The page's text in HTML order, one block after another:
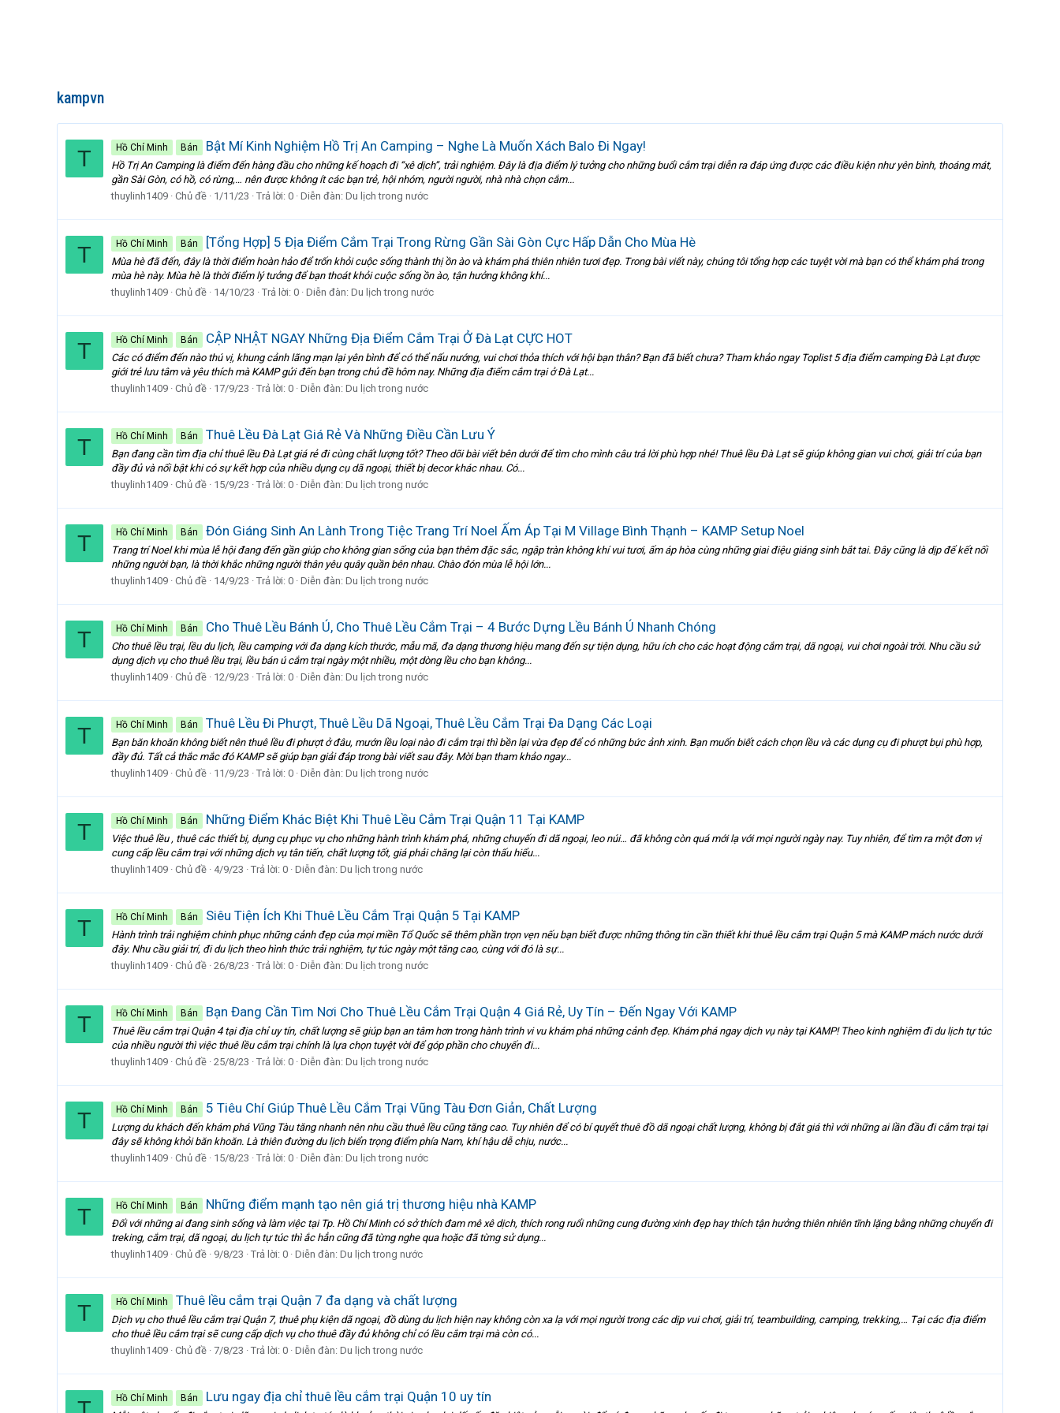
kampvn
T Hồ Chí Minh Bán Bật Mí Kinh Nghiệm Hồ Trị An Camping – Nghe Là Muốn Xách Balo Đi Ngay!
Hồ Trị An Camping là điểm đến hàng đầu cho những kế hoạch đi “xê dịch”, trải nghiệm. Đây là địa điểm lý tưởng cho những buổi cắm trại diễn ra đáp ứng được các điều kiện như yên bình, thoáng mát,
gần Sài Gòn, có hồ, có rừng,… nên được không ít các bạn trẻ, hội nhóm, người người, nhà nhà chọn cắm...
thuylinh1409 Chủ đề 1/11/23 Trả lời: 0 Diễn đàn: Du lịch trong nước
T Hồ Chí Minh Bán [Tổng Hợp] 5 Địa Điểm Cắm Trại Trong Rừng Gần Sài Gòn Cực Hấp Dẫn Cho Mùa Hè
Mùa hè đã đến, đây là thời điểm hoàn hảo để trốn khỏi cuộc sống thành thị ồn ào và khám phá thiên nhiên tươi đẹp. Trong bài viết này, chúng tôi tổng hợp các tuyệt vời mà bạn có thể khám phá trong
mùa hè này. Mùa hè là thời điểm lý tưởng để bạn thoát khỏi cuộc sống ồn ào, tận hưởng không khí...
thuylinh1409 Chủ đề 14/10/23 Trả lời: 0 Diễn đàn: Du lịch trong nước
T Hồ Chí Minh Bán CẬP NHẬT NGAY Những Địa Điểm Cắm Trại Ở Đà Lạt CỰC HOT
Các có điểm đến nào thú vị, khung cảnh lãng mạn lại yên bình để có thể nấu nướng, vui chơi thỏa thích với hội bạn thân? Bạn đã biết chưa? Tham khảo ngay Toplist 5 địa điểm camping Đà Lạt được
giới trẻ lưu tâm và yêu thích mà KAMP gửi đến bạn trong chủ đề hôm nay. Những địa điểm cắm trại ở Đà Lạt...
thuylinh1409 Chủ đề 17/9/23 Trả lời: 0 Diễn đàn: Du lịch trong nước
T Hồ Chí Minh Bán Thuê Lều Đà Lạt Giá Rẻ Và Những Điều Cần Lưu Ý
Bạn đang cần tìm địa chỉ thuê lều Đà Lạt giá rẻ đi cùng chất lượng tốt? Theo dõi bài viết bên dưới để tìm cho mình câu trả lời phù hợp nhé! Thuê lều Đà Lạt sẽ giúp không gian vui chơi, giải trí của bạn
đầy đủ và nổi bật khi có sự kết hợp của nhiều dụng cụ dã ngoại, thiết bị decor khác nhau. Có...
thuylinh1409 Chủ đề 15/9/23 Trả lời: 0 Diễn đàn: Du lịch trong nước
T Hồ Chí Minh Bán Đón Giáng Sinh An Lành Trong Tiệc Trang Trí Noel Ấm Áp Tại M Village Bình Thạnh – KAMP Setup Noel
Trang trí Noel khi mùa lễ hội đang đến gần giúp cho không gian sống của bạn thêm đặc sắc, ngập tràn không khí vui tươi, ấm áp hòa cùng những giai điệu giáng sinh bắt tai. Đây cũng là dịp để kết nối
những người bạn, là thời khắc những người thân yêu quây quần bên nhau. Chào đón mùa lễ hội lớn...
thuylinh1409 Chủ đề 14/9/23 Trả lời: 0 Diễn đàn: Du lịch trong nước
T Hồ Chí Minh Bán Cho Thuê Lều Bánh Ú, Cho Thuê Lều Cắm Trại – 4 Bước Dựng Lều Bánh Ú Nhanh Chóng
Cho thuê lều trại, lều du lịch, lều camping với đa dạng kích thước, mẫu mã, đa dạng thương hiệu mang đến sự tiện dụng, hữu ích cho các hoạt động cắm trại, dã ngoại, vui chơi ngoài trời. Nhu cầu sử
dụng dịch vụ cho thuê lều trại, lều bán ú cắm trại ngày một nhiều, một dòng lều cho bạn không...
thuylinh1409 Chủ đề 12/9/23 Trả lời: 0 Diễn đàn: Du lịch trong nước
T Hồ Chí Minh Bán Thuê Lều Đi Phượt, Thuê Lều Dã Ngoại, Thuê Lều Cắm Trại Đa Dạng Các Loại
Bạn băn khoăn không biết nên thuê lều đi phượt ở đâu, mướn lều loại nào đi cắm trại thì bền lại vừa đẹp để có những bức ảnh xinh. Bạn muốn biết cách chọn lều và các dụng cụ đi phượt bụi phù hợp,
đầy đủ. Tất cả thắc mắc đó KAMP sẽ giúp bạn giải đáp trong bài viết sau đây. Mời bạn tham khảo ngay...
thuylinh1409 Chủ đề 11/9/23 Trả lời: 0 Diễn đàn: Du lịch trong nước
T Hồ Chí Minh Bán Những Điểm Khác Biệt Khi Thuê Lều Cắm Trại Quận 11 Tại KAMP
Việc thuê lều , thuê các thiết bị, dụng cụ phục vụ cho những hành trình khám phá, những chuyến đi dã ngoại, leo núi… đã không còn quá mới lạ với mọi người ngày nay. Tuy nhiên, để tìm ra một đơn vị
cung cấp lều cắm trại với những dịch vụ tân tiến, chất lượng tốt, giá phải chăng lại còn thấu hiểu...
thuylinh1409 Chủ đề 4/9/23 Trả lời: 0 Diễn đàn: Du lịch trong nước
T Hồ Chí Minh Bán Siêu Tiện Ích Khi Thuê Lều Cắm Trại Quận 5 Tại KAMP
Hành trình trải nghiệm chinh phục những cảnh đẹp của mọi miền Tổ Quốc sẽ thêm phần trọn vẹn nếu bạn biết được những thông tin cần thiết khi thuê lều cắm trại Quận 5 mà KAMP mách nước dưới
đây. Nhu cầu giải trí, đi du lịch theo hình thức trải nghiệm, tự túc ngày một tăng cao, cùng với đó là sự...
thuylinh1409 Chủ đề 26/8/23 Trả lời: 0 Diễn đàn: Du lịch trong nước
T Hồ Chí Minh Bán Bạn Đang Cần Tìm Nơi Cho Thuê Lều Cắm Trại Quận 4 Giá Rẻ, Uy Tín – Đến Ngay Với KAMP
Thuê lều cắm trại Quận 4 tại địa chỉ uy tín, chất lượng sẽ giúp bạn an tâm hơn trong hành trình vi vu khám phá những cảnh đẹp. Khám phá ngay dịch vụ này tại KAMP! Theo kinh nghiệm đi du lịch tự túc
của nhiều người thì việc thuê lều cắm trại chính là lựa chọn tuyệt vời để góp phần cho chuyến đi...
thuylinh1409 Chủ đề 25/8/23 Trả lời: 0 Diễn đàn: Du lịch trong nước
T Hồ Chí Minh Bán 5 Tiêu Chí Giúp Thuê Lều Cắm Trại Vũng Tàu Đơn Giản, Chất Lượng
Lượng du khách đến khám phá Vũng Tàu tăng nhanh nên nhu cầu thuê lều cũng tăng cao. Tuy nhiên để có bí quyết thuê đồ dã ngoại chất lượng, không bị đắt giá thì với những ai lần đầu đi cắm trại tại
đây sẽ không khỏi băn khoăn. Là thiên đường du lịch biển trọng điểm phía Nam, khí hậu dễ chịu, nước...
thuylinh1409 Chủ đề 15/8/23 Trả lời: 0 Diễn đàn: Du lịch trong nước
T Hồ Chí Minh Bán Những điểm mạnh tạo nên giá trị thương hiệu nhà KAMP
Đối với những ai đang sinh sống và làm việc tại Tp. Hồ Chí Minh có sở thích đam mê xê dịch, thích rong ruổi những cung đường xinh đẹp hay thích tận hưởng thiên nhiên tĩnh lặng bằng những chuyến đi
treking, cắm trại, dã ngoại, du lịch tự túc thì ắc hẳn cũng đã từng nghe qua hoặc đã từng sử dụng...
thuylinh1409 Chủ đề 9/8/23 Trả lời: 0 Diễn đàn: Du lịch trong nước
T Hồ Chí Minh Thuê lều cắm trại Quận 7 đa dạng và chất lượng
Dịch vụ cho thuê lều cắm trại Quận 7, thuê phụ kiện dã ngoại, đồ dùng du lịch hiện nay không còn xa lạ với mọi người trong các dịp vui chơi, giải trí, teambuilding, camping, trekking,… Tại các địa điểm
cho thuê lều cắm trại sẽ cung cấp dịch vụ cho thuê đầy đủ không chỉ có lều cắm trại mà còn có...
thuylinh1409 Chủ đề 7/8/23 Trả lời: 0 Diễn đàn: Du lịch trong nước
Hồ Chí Minh Bán Lưu ngay địa chỉ thuê lều cắm trại Quận 10 uy tín